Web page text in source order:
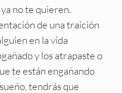
no te quieren.
de una traición
en la vida
y los atrapaste o
te están engañando
tendrás que